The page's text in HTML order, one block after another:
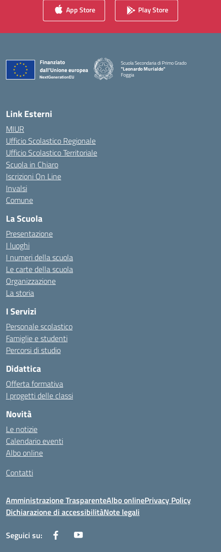
App Store Play Store
Scuola Secondaria di Primo Grado
"Leonardo Murialdo"
Foggia
— Visita la pagina iniziale della scuola
Link Esterni
MIUR
Ufficio Scolastico Regionale
Ufficio Scolastico Territoriale
Scuola in Chiaro
Iscrizioni On Line
Invalsi
Comune
La Scuola
Presentazione
I luoghi
I numeri della scuola
Le carte della scuola
Organizzazione
La storia
I Servizi
Personale scolastico
Famiglie e studenti
Percorsi di studio
Didattica
Offerta formativa
I progetti delle classi
Novità
Le notizie
Calendario eventi
Albo online
Contatti
Amministrazione TrasparenteAlbo onlinePrivacy Policy
Dichiarazione di accessibilitàNote legali
Seguici su: